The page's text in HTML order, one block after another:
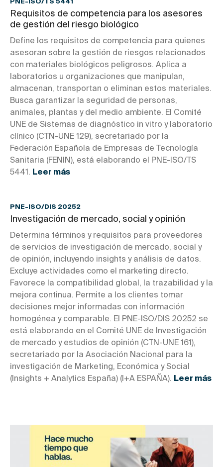
PNE-ISO/TS 5441
Requisitos de competencia para los asesores
de gestión del riesgo biológico
Define los requisitos de competencia para quienes
asesoran sobre la gestión de riesgos relacionados
con materiales biológicos peligrosos. Aplica a
laboratorios u organizaciones que manipulan,
almacenan, transportan o eliminan estos materiales.
Busca garantizar la seguridad de personas,
animales, plantas y del medio ambiente. El Comité
UNE de Sistemas de diagnóstico in vitro y laboratorio
clínico (CTN-UNE 129), secretariado por la
Federación Española de Empresas de Tecnología
Sanitaria (FENIN), está elaborando el PNE-ISO/TS
5441. Leer más
PNE-ISO/DIS 20252
Investigación de mercado, social y opinión
Determina términos y requisitos para proveedores
de servicios de investigación de mercado, social y
de opinión, incluyendo insights y análisis de datos.
Excluye actividades como el marketing directo.
Favorece la compatibilidad global, la trazabilidad y la
mejora continua. Permite a los clientes tomar
decisiones mejor informadas con información
homogénea y comparable. El PNE-ISO/DIS 20252 se
está elaborando en el Comité UNE de Investigación
de mercado y estudios de opinión (CTN-UNE 161),
secretariado por la Asociación Nacional para la
investigación de Marketing, Económica y Social
(Insights + Analytics España) (I+A ESPAÑA). Leer más